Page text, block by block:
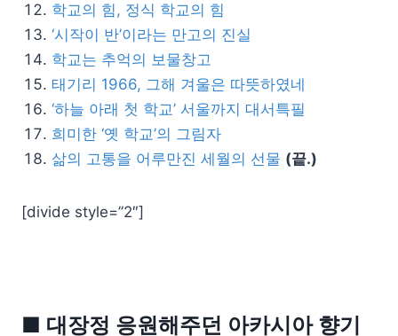
학교의 힘, 정식 학교의 힘
‘시작이 반’이라는 만고의 진실
학교는 추억의 보물창고
태기리 1966, 그해 겨울은 따뜻하였네
‘하늘 아래 첫 학교’ 서울까지 대서특필
희미한 ‘옛 학교’의 그림자
삶의 고통을 어루만진 세월의 선물 (끝.)
[divide style=”2″]
■ 대장정 응원해주던 아카시아 향기